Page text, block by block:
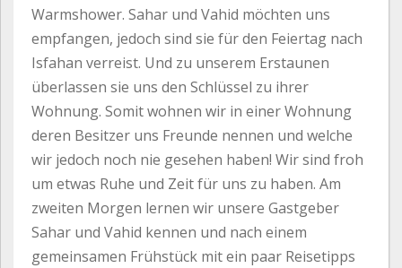
Warmshower. Sahar und Vahid möchten uns
empfangen, jedoch sind sie für den Feiertag nach
Isfahan verreist. Und zu unserem Erstaunen
überlassen sie uns den Schlüssel zu ihrer
Wohnung. Somit wohnen wir in einer Wohnung
deren Besitzer uns Freunde nennen und welche
wir jedoch noch nie gesehen haben! Wir sind froh
um etwas Ruhe und Zeit für uns zu haben. Am
zweiten Morgen lernen wir unsere Gastgeber
Sahar und Vahid kennen und nach einem
gemeinsamen Frühstück mit ein paar Reisetipps